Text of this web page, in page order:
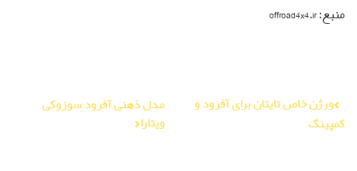
منبع: offroad4x4.ir
راهبری
نوشته
ورژن خاص تایتان برای آفرود و
کمپینگ
مدل ذهنی آفرود سوزوکی
ویتارا